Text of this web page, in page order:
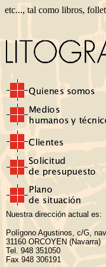
etc..., tal como libros,
Nuestra dirección actual es:
Polígono Agustinos, c/G,
31160 ORCOYEN (Navarra)
Tel. 948 351050
Fax 948 306191